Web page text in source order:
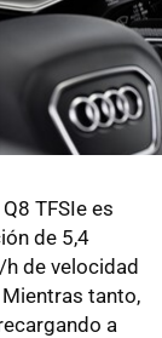
TFSIe es
de 5,4
de velocidad
tanto,
a